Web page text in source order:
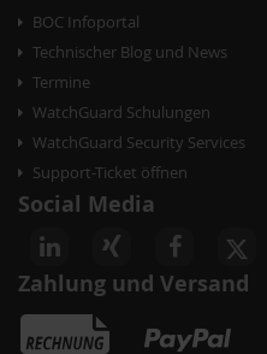
BOC Infoportal
Technischer Blog und News
Termine
WatchGuard Schulungen
WatchGuard Security Services
Support-Ticket öffnen
Social Media
Zahlung und Versand